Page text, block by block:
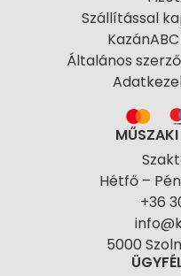
Szállítással
Általános
Hétfő –
+36
5000